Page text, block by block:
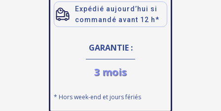
Expédié aujourd’hui si
commandé avant 12 h*
GARANTIE :
3 mois
* Hors week-end et jours fériés